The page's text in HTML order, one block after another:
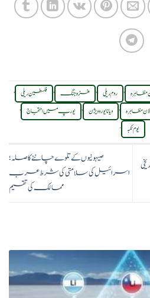
مظاہرہ , روم ریلی , غزہ جنگ , فلسطین ریلی ,
مظاہرہ , ویانا یوروویژن , یورپ میں احتجاج ,
یوم نکبہ
.
صیہونیوں کے تلوے چاٹنے کا صلہ؛
اسرائیل کی سلامتی کی شرط عرب
ممالک کی تقسیم